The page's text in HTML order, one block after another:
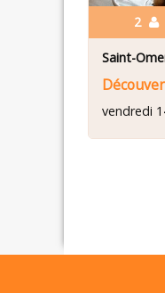
2
Saint-
vendredi